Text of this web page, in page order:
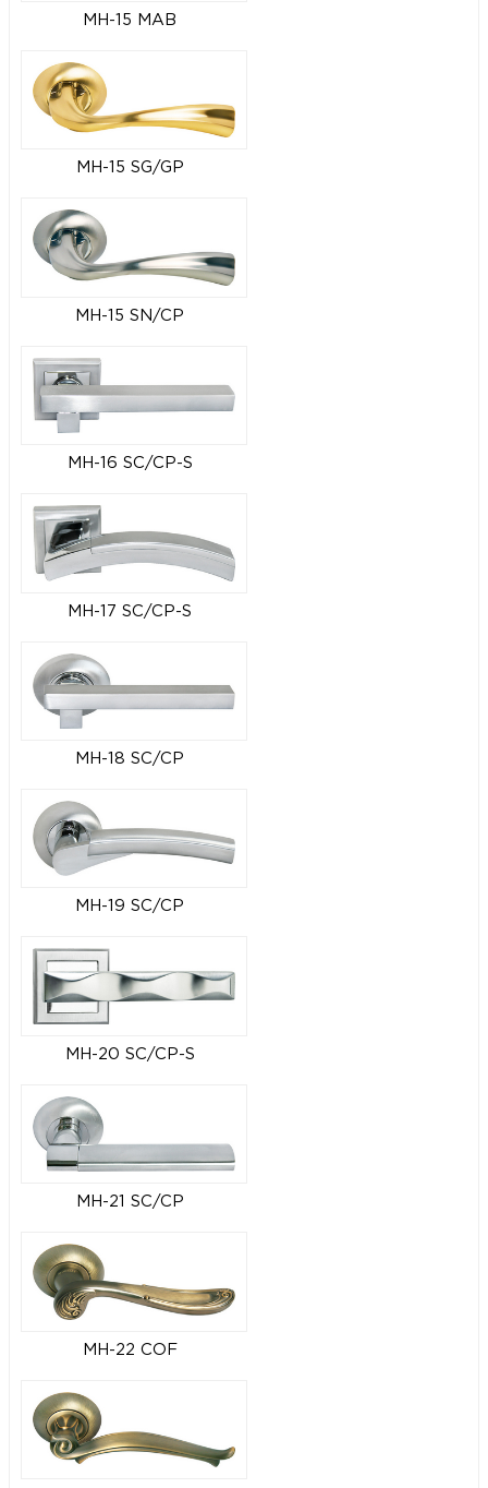
MH-15 MAB
MH-15 SG/GP
MH-15 SN/CP
MH-16 SC/CP-S
MH-17 SC/CP-S
MH-18 SC/CP
MH-19 SC/CP
MH-20 SC/CP-S
MH-21 SC/CP
MH-22 COF